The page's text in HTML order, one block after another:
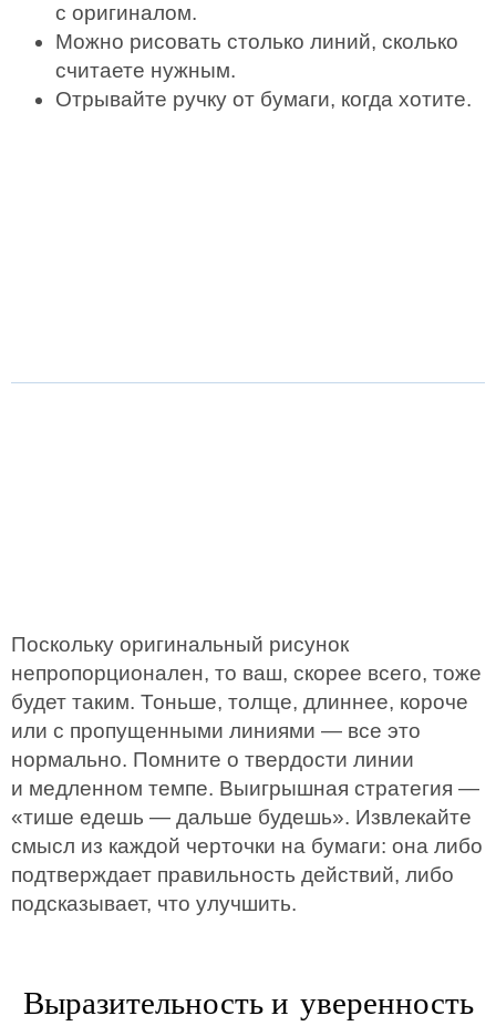
с оригиналом.
Можно рисовать столько линий, сколько
считаете нужным.
Отрывайте ручку от бумаги, когда хотите.
Поскольку оригинальный рисунок
непропорционален, то ваш, скорее всего, тоже
будет таким. Тоньше, толще, длиннее, короче
или с пропущенными линиями — все это
нормально. Помните о твердости линии
и медленном темпе. Выигрышная стратегия —
«тише едешь — дальше будешь». Извлекайте
смысл из каждой черточки на бумаги: она либо
подтверждает правильность действий, либо
подсказывает, что улучшить.
Выразительность и уверенность